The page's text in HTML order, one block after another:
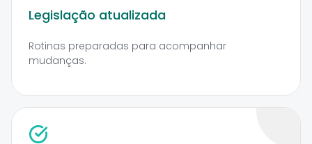
Legislação atualizada
Rotinas preparadas para acompanhar
mudanças.